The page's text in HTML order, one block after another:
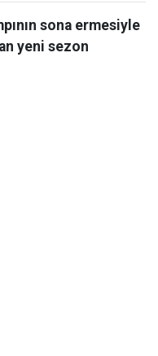
sona ermesiyle
yeni sezon